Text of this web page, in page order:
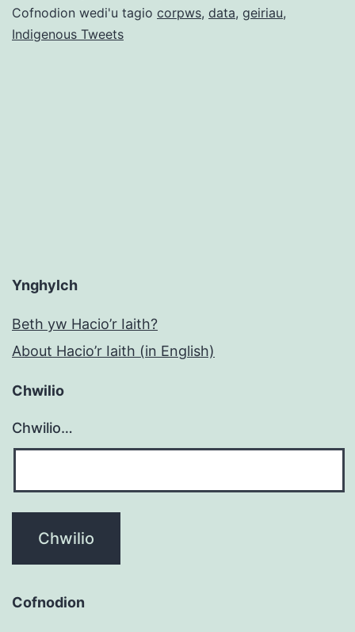
eiriau
Cofnodion wedi'u tagio corpws, data, geiriau,
Indigenous Tweets
Ynghylch
Beth yw Hacio’r Iaith?
About Hacio’r Iaith (in English)
Chwilio
Chwilio…
Cofnodion